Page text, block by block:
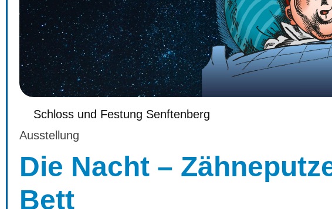
Schloss und Festung Senftenberg
Ausstellung
Die Nacht –
Bett